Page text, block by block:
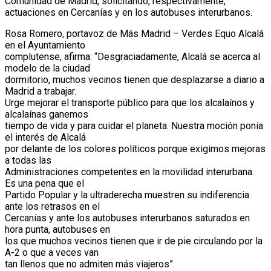
actuaciones en Cercanías y en los autobuses interurbanos.
Rosa Romero, portavoz de Más Madrid – Verdes Equo Alcalá
en el Ayuntamiento
complutense, afirma: “Desgraciadamente, Alcalá se acerca al
modelo de la ciudad
dormitorio, muchos vecinos tienen que desplazarse a diario a
Madrid a trabajar.
Urge mejorar el transporte público para que los alcalaínos y
alcalaínas ganemos
tiempo de vida y para cuidar el planeta. Nuestra moción ponía
el interés de Alcalá
por delante de los colores políticos porque exigimos mejoras
a todas las
Administraciones competentes en la movilidad interurbana.
Es una pena que el
Partido Popular y la ultraderecha muestren su indiferencia
ante los retrasos en el
Cercanías y ante los autobuses interurbanos saturados en
hora punta, autobuses en
los que muchos vecinos tienen que ir de pie circulando por la
A-2 o que a veces van
tan llenos que no admiten más viajeros”.